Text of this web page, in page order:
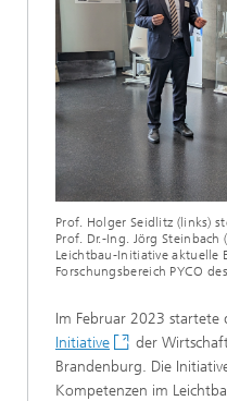
Prof. Holger Seidlitz (links)
Prof. Dr.-Ing. Jörg
Leichtbau-Initiative aktuelle
Forschungsbereich PYCO
Im Februar 2023 startete
Initiative
der
Brandenburg. Die
Kompetenzen im